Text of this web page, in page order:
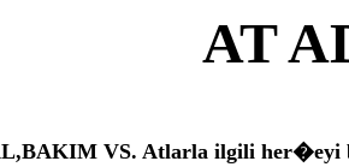
AT
VS. Atlarla ilgili her�eyi